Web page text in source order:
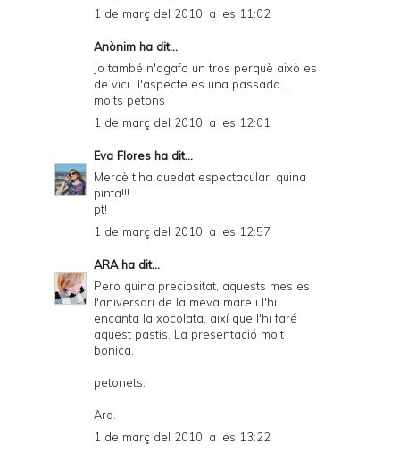
1 de març del 2010, a les 11:02
Anònim ha dit...
Jo també n'agafo un tros perquè això es
de vici...l'aspecte es una passada...
molts petons
1 de març del 2010, a les 12:01
Eva Flores ha dit...
Mercè t'ha quedat espectacular! quina
pinta!!!
pt!
1 de març del 2010, a les 12:57
ARAha dit...
Pero quina preciositat, aquests mes es
l'aniversari de la meva mare i l'hi
encanta la xocolata, així que l'hi faré
aquest pastis. La presentació molt
bonica.
petonets.
Ara.
1 de març del 2010, a les 13:22